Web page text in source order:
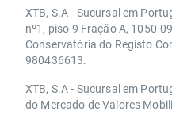
XTB, S.A - Sucursal em
nº1, piso 9 Fração A, 1050-
Conservatória do Registo
980436613.
XTB, S.A - Sucursal em
do Mercado de Valores